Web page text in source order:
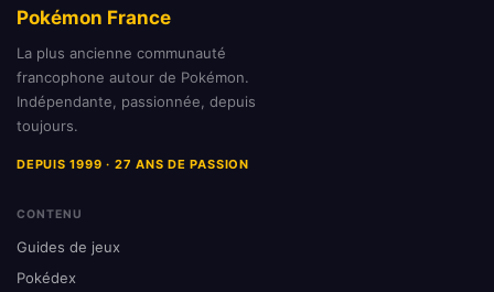
Pokémon France
La plus ancienne communauté
francophone autour de Pokémon.
Indépendante, passionnée, depuis
toujours.
DEPUIS 1999 · 27 ANS DE PASSION
CONTENU
Guides de jeux
Pokédex